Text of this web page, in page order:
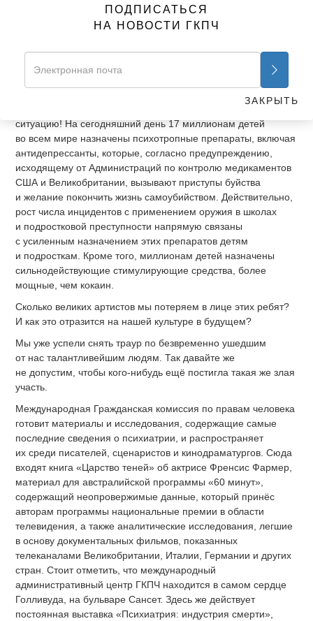
мы за такими лидерами общественного мнения в «дивный
новый мир» разрушенных семей, загубленных жизней, в мир
посмотрите на цифры — они обещают именно такое
ситуацию! На сегодняшний день 17 миллионам детей
во всем мире назначены психотропные препараты, включая
антидепрессанты, которые, согласно предупреждению,
исходящему от Администраций по контролю медикаментов
США и Великобритании, вызывают приступы буйства
и желание покончить жизнь самоубийством. Действительно,
рост числа инцидентов с применением оружия в школах
и подростковой преступности напрямую связаны
с усиленным назначением этих препаратов детям
и подросткам. Кроме того, миллионам детей назначены
сильнодействующие стимулирующие средства, более
мощные, чем кокаин.
Сколько великих артистов мы потеряем в лице этих ребят?
И как это отразится на нашей культуре в будущем?
Мы уже успели снять траур по безвременно ушедшим
от нас талантливейшим людям. Так давайте же
не допустим, чтобы кого-нибудь ещё постигла такая же злая
участь.
Международная Гражданская комиссия по правам человека
готовит материалы и исследования, содержащие самые
последние сведения о психиатрии, и распространяет
их среди писателей, сценаристов и кинодраматургов. Сюда
входят книга «Царство теней» об актрисе Френсис Фармер,
материал для австралийской программы «60 минут»,
содержащий неопровержимые данные, который принёс
авторам программы национальные премии в области
телевидения, а также аналитические исследования, легшие
в основу документальных фильмов, показанных
телеканалами Великобритании, Италии, Германии и других
стран. Стоит отметить, что международный
административный центр ГКПЧ находится в самом сердце
Голливуда, на бульваре Сансет. Здесь же действует
постоянная выставка «Психиатрия: индустрия смерти»,
ПОДПИСАТЬСЯ
НА НОВОСТИ ГКПЧ
ЗАКРЫТЬ